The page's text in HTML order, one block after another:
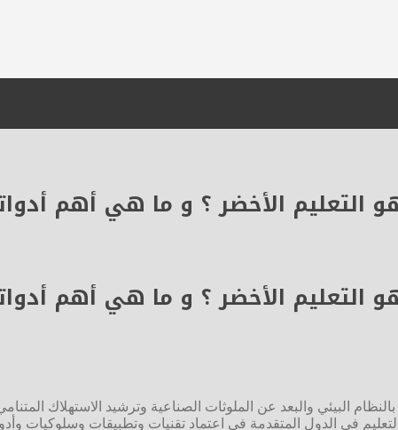
التعليم الأخضر ؟ و ما هي أهم
التعليم الأخضر ؟ و ما هي أهم
البيئي والبعد عن الملوثات الصناعية وترشيد الاستهلاك
في الدول المتقدمة في اعتماد تقنيات وتطبيقات وسلوكيات